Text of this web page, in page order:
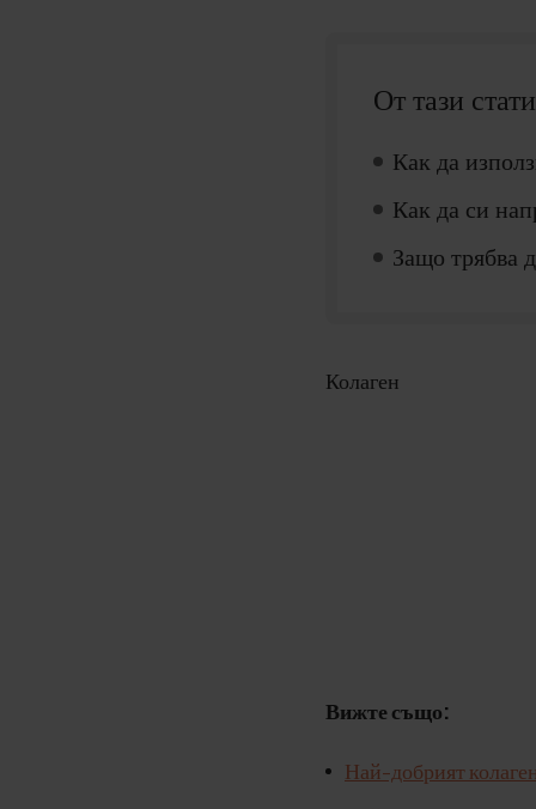
От тази
Как да
Как да си
Защо трябва
Колаген
Вижте също:
Най-добрият